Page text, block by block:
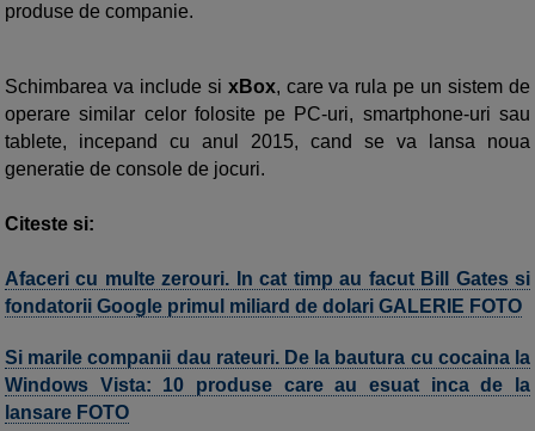
produse de companie.
Schimbarea va include si xBox, care va rula pe un sistem de
operare similar celor folosite pe PC-uri, smartphone-uri sau
tablete, incepand cu anul 2015, cand se va lansa noua
generatie de console de jocuri.
Citeste si:
Afaceri cu multe zerouri. In cat timp au facut Bill Gates si
fondatorii Google primul miliard de dolari GALERIE FOTO
Si marile companii dau rateuri. De la bautura cu cocaina la
Windows Vista: 10 produse care au esuat inca de la
lansare FOTO